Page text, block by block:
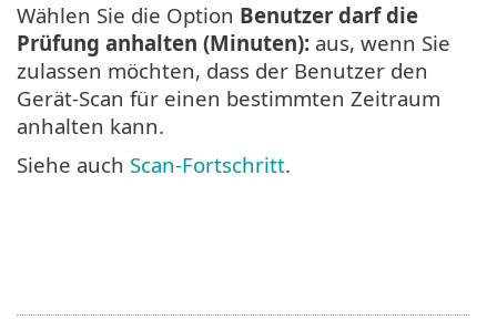
Wählen Sie die Option Benutzer darf die
Prüfung anhalten (Minuten): aus, wenn Sie
zulassen möchten, dass der Benutzer den
Gerät-Scan für einen bestimmten Zeitraum
anhalten kann.
Siehe auch Scan-Fortschritt.